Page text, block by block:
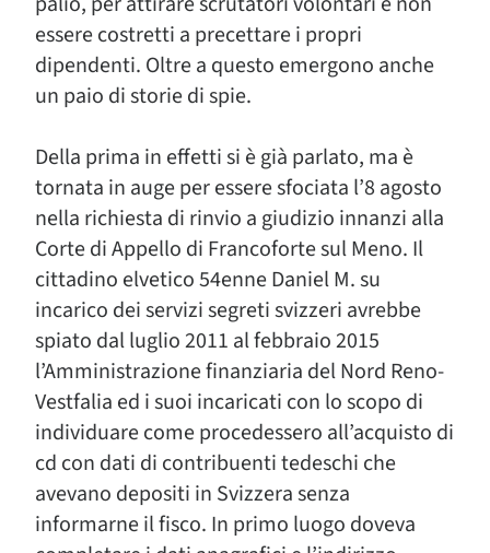
essere costretti a precettare i propri
dipendenti. Oltre a questo emergono anche
un paio di storie di spie.
Della prima in effetti si è già parlato, ma è
tornata in auge per essere sfociata l’8 agosto
nella richiesta di rinvio a giudizio innanzi alla
Corte di Appello di Francoforte sul Meno. Il
cittadino elvetico 54enne Daniel M. su
incarico dei servizi segreti svizzeri avrebbe
spiato dal luglio 2011 al febbraio 2015
l’Amministrazione finanziaria del Nord Reno-
Vestfalia ed i suoi incaricati con lo scopo di
individuare come procedessero all’acquisto di
cd con dati di contribuenti tedeschi che
avevano depositi in Svizzera senza
informarne il fisco. In primo luogo doveva